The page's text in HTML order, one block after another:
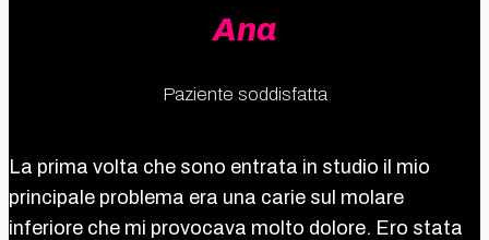
Ana
Paziente soddisfatta
La prima volta che sono entrata in studio il mio
principale problema era una carie sul molare
inferiore che mi provocava molto dolore. Ero stata